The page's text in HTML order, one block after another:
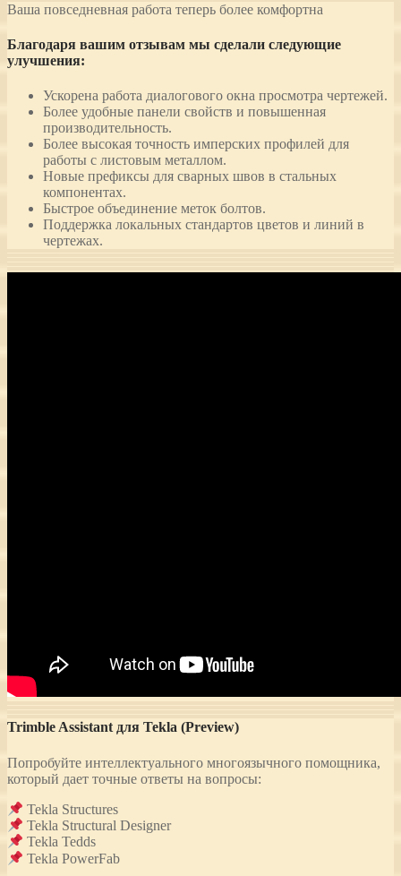
Ваша повседневная работа теперь более комфортна
Благодаря вашим отзывам мы сделали следующие
улучшения:
Ускорена работа диалогового окна просмотра чертежей.
Более удобные панели свойств и повышенная
производительность.
Более высокая точность имперских профилей для
работы с листовым металлом.
Новые префиксы для сварных швов в стальных
компонентах.
Быстрое объединение меток болтов.
Поддержка локальных стандартов цветов и линий в
чертежах.
Trimble Assistant для Tekla (Preview)
Попробуйте интеллектуального многоязычного помощника,
который дает точные ответы на вопросы:
Tekla Structures
Tekla Structural Designer
Tekla Tedds
Tekla PowerFab